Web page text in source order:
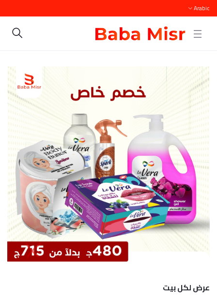
Arabic
عرض لكل بيت